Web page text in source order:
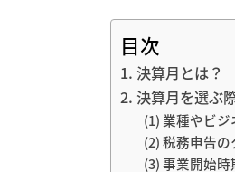
目次
1. 決算月とは？
2. 決算月を選ぶ
(1) 業種やビ
(2) 税務申告
(3) 事業開始